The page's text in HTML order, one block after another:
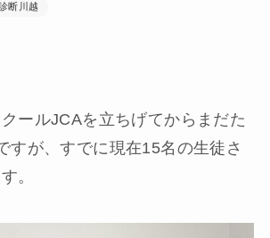
断川越
ールJCAを立ちげてからまだた
すが、すでに現在15名の生徒さ
。